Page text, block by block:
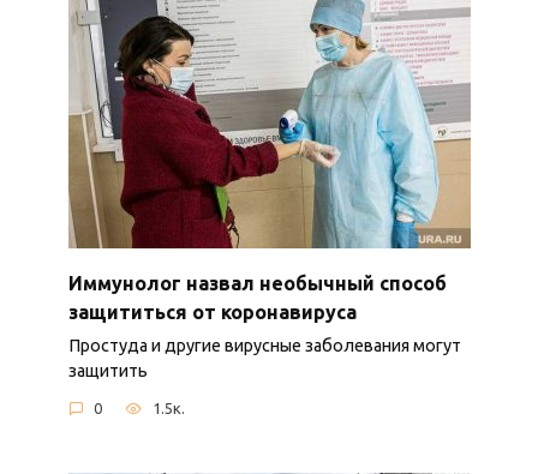
Иммунолог назвал необычный способ
защититься от коронавируса
Простуда и другие вирусные заболевания могут
защитить
0 1.5к.